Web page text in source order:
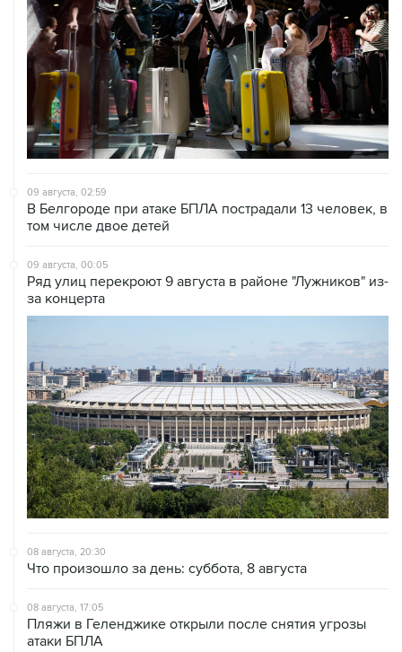
09 августа, 02:59
В Белгороде при атаке БПЛА пострадали 13 человек, в
том числе двое детей
09 августа, 00:05
Ряд улиц перекроют 9 августа в районе "Лужников" из-
за концерта
08 августа, 20:30
Что произошло за день: суббота, 8 августа
08 августа, 17:05
Пляжи в Геленджике открыли после снятия угрозы
атаки БПЛА